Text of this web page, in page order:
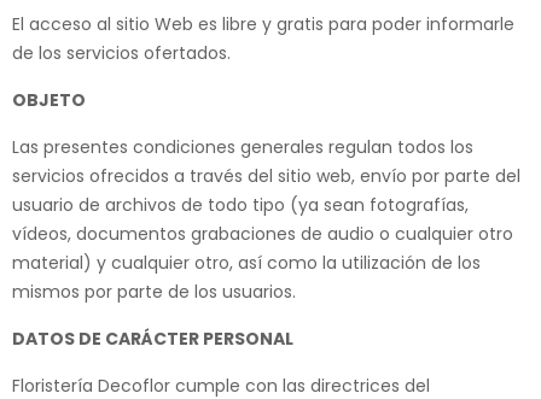
El acceso al sitio Web es libre y gratis para poder informarle
de los servicios ofertados.
OBJETO
Las presentes condiciones generales regulan todos los
servicios ofrecidos a través del sitio web, envío por parte del
usuario de archivos de todo tipo (ya sean fotografías,
vídeos, documentos grabaciones de audio o cualquier otro
material) y cualquier otro, así como la utilización de los
mismos por parte de los usuarios.
DATOS DE CARÁCTER PERSONAL
Floristería Decoflor cumple con las directrices del